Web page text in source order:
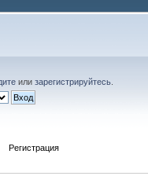
или зарегистрируйтесь.
Регистрация